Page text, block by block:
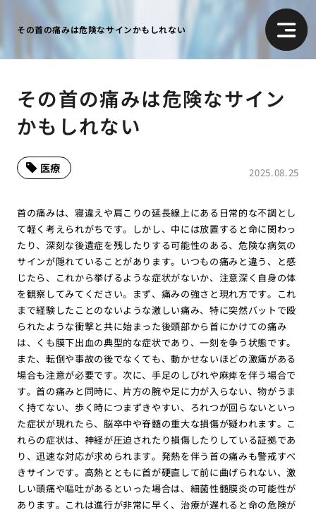
その首の痛みは危険なサインかもしれない
その首の痛みは危険なサイン
かもしれない
2025.08.25
医療
首の痛みは、寝違えや肩こりの延長線上にある日常的な不調とし
て軽く考えられがちです。しかし、中には放置すると命に関わっ
たり、深刻な後遺症を残したりする可能性のある、危険な病気の
サインが隠れていることがあります。いつもの痛みと違う、と感
じたら、これから挙げるような症状がないか、注意深く自身の体
を観察してみてください。まず、痛みの強さと現れ方です。これ
まで経験したことのないような激しい痛み、特に突然バットで殴
られたような衝撃と共に始まった後頭部から首にかけての痛み
は、くも膜下出血の典型的な症状であり、一刻を争う状態です。
また、転倒や事故の後でなくても、動かせないほどの激痛がある
場合も注意が必要です。次に、手足のしびれや麻痺を伴う場合で
す。首の痛みと同時に、片方の腕や足に力が入らない、物がうま
く持てない、歩く時につまずきやすい、ろれつが回らないといっ
た症状が現れたら、脳卒中や脊髄の重大な損傷が疑われます。こ
れらの症状は、神経が圧迫されたり損傷したりしている証拠であ
り、迅速な対応が求められます。発熱を伴う首の痛みも警戒すべ
きサインです。高熱とともに首が硬直して前に曲げられない、激
しい頭痛や嘔吐があるといった場合は、細菌性髄膜炎の可能性が
あります。これは進行が非常に早く、治療が遅れると命の危険が